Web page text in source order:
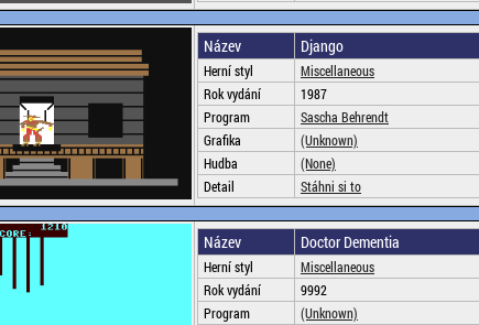
Název Django
Herní styl
Miscellaneous
Rok vydání
1987
Program
Sascha Behrendt
Grafika
(Unknown)
Hudba
(None)
Detail
Stáhni si to
Název Doctor Dementia
Herní styl
Miscellaneous
Rok vydání
9992
Program
(Unknown)